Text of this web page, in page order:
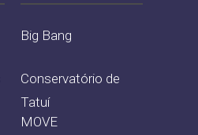
Big Bang
Conservatório de
Tatuí
MOVE